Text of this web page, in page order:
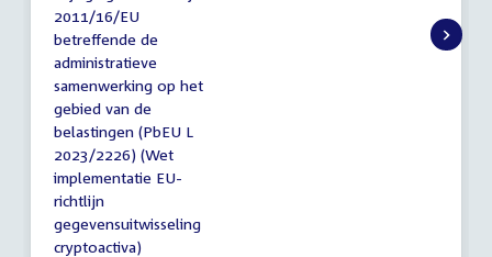
2011/16/EU
betreffende de
administratieve
samenwerking op het
gebied van de
belastingen (PbEU L
2023/2226) (Wet
implementatie EU-
richtlijn
gegevensuitwisseling
cryptoactiva)